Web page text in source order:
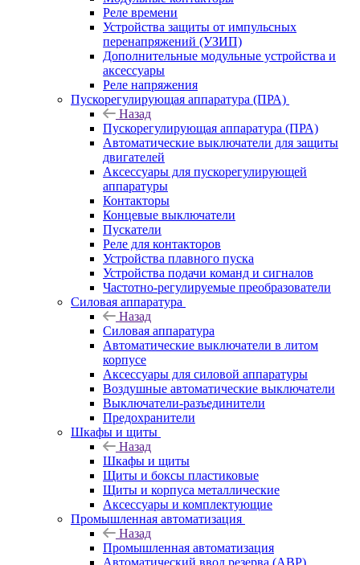
Реле времени
Устройства защиты от импульсных
перенапряжений (УЗИП)
Дополнительные модульные устройства и
аксессуары
Реле напряжения
Пускорегулирующая аппаратура (ПРА)
Назад
Пускорегулирующая аппаратура (ПРА)
Автоматические выключатели для защиты
двигателей
Аксессуары для пускорегулирующей
аппаратуры
Контакторы
Концевые выключатели
Пускатели
Реле для контакторов
Устройства плавного пуска
Устройства подачи команд и сигналов
Частотно-регулируемые преобразователи
Силовая аппаратура
Назад
Силовая аппаратура
Автоматические выключатели в литом
корпусе
Аксессуары для силовой аппаратуры
Воздушные автоматические выключатели
Выключатели-разъединители
Предохранители
Шкафы и щиты
Назад
Шкафы и щиты
Щиты и боксы пластиковые
Щиты и корпуса металлические
Аксессуары и комплектующие
Промышленная автоматизация
Назад
Промышленная автоматизация
Автоматический ввод резерва (АВР)